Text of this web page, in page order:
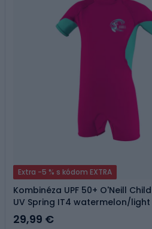
Extra -5 % s kódom EXTRA
Kombinéza UPF 50+ O'Neill
UV Spring IT4 watermelon/
29,99 €